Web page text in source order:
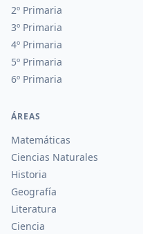
2º Primaria
3º Primaria
4º Primaria
5º Primaria
6º Primaria
ÁREAS
Matemáticas
Ciencias Naturales
Historia
Geografía
Literatura
Ciencia